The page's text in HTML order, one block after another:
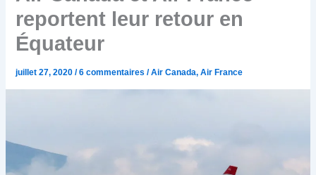
reportent leur retour en
Équateur
juillet 27, 2020/6 commentaires /Air Canada,Air France